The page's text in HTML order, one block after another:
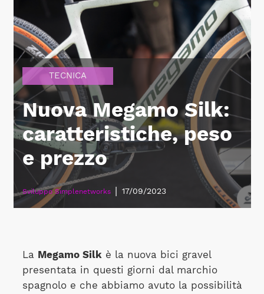
TECNICA
Nuova Megamo Silk:
caratteristiche, peso
e prezzo
Sviluppo Simplenetworks 17/09/2023
La Megamo Silkè la nuova bici gravel
presentata in questi giorni dal marchio
spagnolo e che abbiamo avuto la possibilità